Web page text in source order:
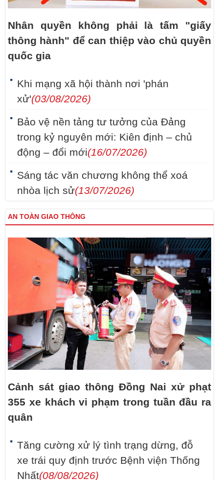
Nhân quyền không phải là tấm "giấy
thông hành" để can thiệp vào chủ quyền
quốc gia
Khi mạng xã hội thành nơi 'phán
xử'(03/08/2026)
Bảo vệ nền tảng tư tưởng của Đảng
trong kỷ nguyên mới: Kiên định – chủ
động – đổi mới(16/07/2026)
Sáng tác văn chương không thể xoá
nhòa lịch sử(13/07/2026)
AN TOÀN GIAO THÔNG
Cảnh sát giao thông Đồng Nai xử phạt
355 xe khách vi phạm trong tuần đầu ra
quân
Tăng cường xử lý tình trạng dừng, đỗ
xe trái quy định trước Bệnh viện Thống
Nhất(08/08/2026)